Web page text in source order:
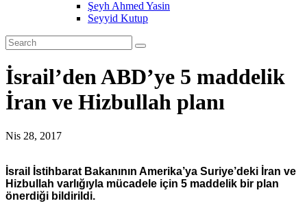
Şeyh Ahmed Yasin
Seyyid Kutup
İsrail’den ABD’ye 5 maddelik
İran ve Hizbullah planı
Nis 28, 2017
İsrail İstihbarat Bakanının Amerika’ya Suriye’deki İran ve
Hizbullah varlığıyla mücadele için 5 maddelik bir plan
önerdiği bildirildi.